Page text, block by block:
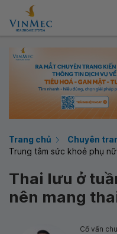
Trang chủ
Chuyên
Trung tâm sức khoẻ phụ nữ
Thai lưu ở
nên mang
Cố vấn